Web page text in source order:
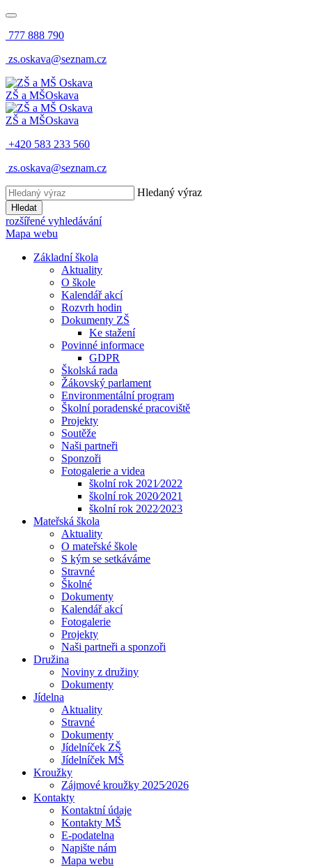
777 888 790
zs.oskava@seznam.cz
ZŠ a MŠOskava
ZŠ a MŠOskava
+420 583 233 560
zs.oskava@seznam.cz
Hledaný výraz
Hledat
rozšířené vyhledávání
Mapa webu
Základní škola
Aktuality
O škole
Kalendář akcí
Rozvrh hodin
Dokumenty ZŠ
Ke stažení
Povinné informace
GDPR
Školská rada
Žákovský parlament
Environmentální program
Školní poradenské pracoviště
Projekty
Soutěže
Naši partneři
Sponzoři
Fotogalerie a videa
školní rok 2021⁄2022
školní rok 2020⁄2021
školní rok 2022⁄2023
Mateřská škola
Aktuality
O mateřské škole
S kým se setkáváme
Stravné
Školné
Dokumenty
Kalendář akcí
Fotogalerie
Projekty
Naši partneři a sponzoři
Družina
Noviny z družiny
Dokumenty
Jídelna
Aktuality
Stravné
Dokumenty
Jídelníček ZŠ
Jídelníček MŠ
Kroužky
Zájmové kroužky 2025⁄2026
Kontakty
Kontaktní údaje
Kontakty MŠ
E-podatelna
Napište nám
Mapa webu